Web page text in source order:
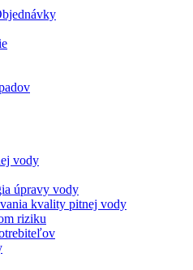
vody
úpravy vody
kvality pitnej vody
riziku